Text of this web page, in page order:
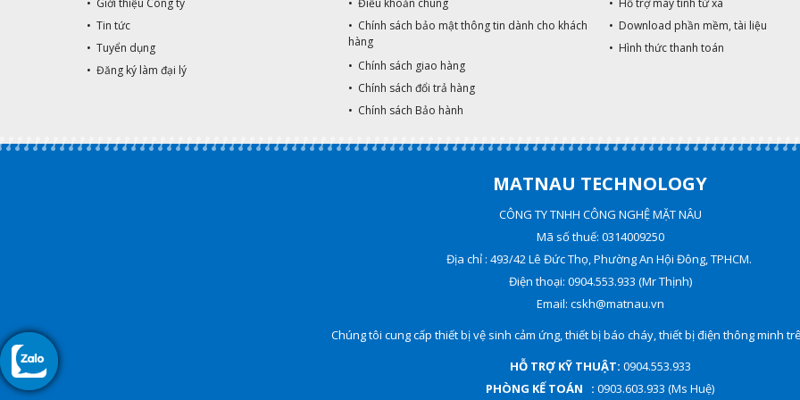
lắp đặt sử dụng gia
từ VR1300D chức năng
dụng 50 vân tay, 60
thẻ thẻ RFID, và chìa
cửa sắt, cửa nhôm,
SUS 304 đúc chống
phá hoại, phủ sơn tĩnh
điện cao cấp , tiêu
chuẩn chống nước. -
Sử dụng pin AA x 1.5v -
Kích thước: 15cm x
40 x 80mm - Thêm
optional remote
nguồn) - Thêm
optional WIFI
đình - Khóa
từ VR1300B
mở cửa độc
SUS 304 đúc
80mm - Thêm
1.350.000 -
• Giới thiệu Công ty
• Tin tức
• Tuyển dụng
• Đăng ký làm đại lý
• Điều khoản chung
• Chính sách bảo mật thông tin dành cho khách
hàng
• Chính sách giao hàng
• Chính sách đổi trả hàng
• Chính sách Bảo hành
• Hỗ trợ máy tính từ xa
• Download phần mềm, tài liệu
• Hình thức thanh toán
MATNAU TECHNOLOGY
CÔNG TY TNHH CÔNG NGHỆ MẶT NÂU
Mã số thuế: 0314009250
Địa chỉ : 493/42 Lê Đức Thọ, Phường An Hội Đông, TPHCM.
Điện thoại: 0904.553.933 (Mr Thịnh)
Email: cskh@matnau.vn
Chúng tôi cung cấp thiết bị vệ sinh cảm ứng, thiết bị báo cháy, thiết bị điện thông minh
HỖ TRỢ KỸ THUẬT: 0904.553.933
PHÒNG KẾ TOÁN : 0903.603.933 (Ms Huệ)